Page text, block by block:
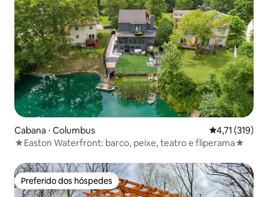
Cabana ⋅ Columbus 4,71 de uma
4,71 (319)
★Easton Waterfront: barco, peixe, teatro e fliperama★
Preferido dos hóspedes
Preferido dos hóspedes